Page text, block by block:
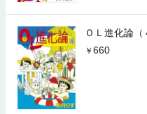
ＯＬ進化論（
660